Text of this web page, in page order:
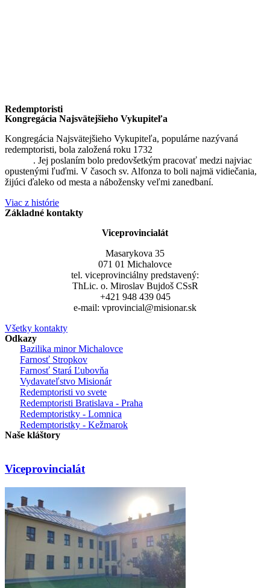
Redemptoristi
Kongregácia Najsvätejšieho Vykupiteľa
Kongregácia Najsvätejšieho Vykupiteľa, populárne nazývaná
redemptoristi, bola založená roku 1732
. Jej poslaním bolo predovšetkým pracovať medzi najviac
opustenými ľuďmi. V časoch sv. Alfonza to boli najmä vidiečania,
žijúci ďaleko od mesta a nábožensky veľmi zanedbaní.
Viac z histórie
Základné kontakty
Viceprovincialát
Masarykova 35
071 01 Michalovce
tel. viceprovinciálny predstavený:
ThLic. o. Miroslav Bujdoš CSsR
+421 948 439 045
e-mail: vprovincial@misionar.sk
Všetky kontakty
Odkazy
Bazilika minor Michalovce
Farnosť Stropkov
Farnosť Stará Ľubovňa
Vydavateľstvo Misionár
Redemptoristi vo svete
Redemptoristi Bratislava - Praha
Redemptoristky - Lomnica
Redemptoristky - Kežmarok
Naše kláštory
Viceprovincialát